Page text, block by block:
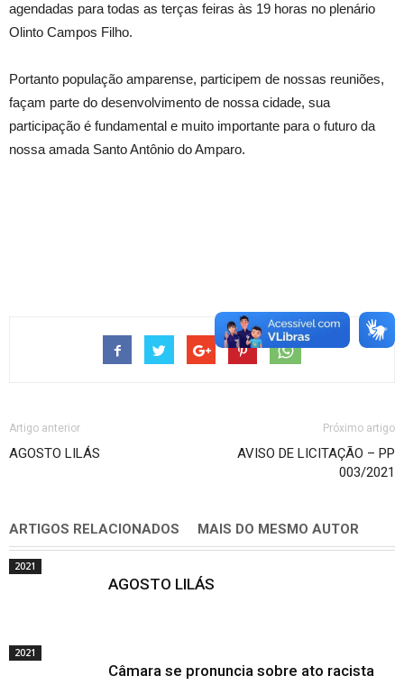
agendadas para todas as terças feiras às 19 horas no plenário
Olinto Campos Filho.
Portanto população amparense, participem de nossas reuniões,
façam parte do desenvolvimento de nossa cidade, sua
participação é fundamental e muito importante para o futuro da
nossa amada Santo Antônio do Amparo.
Artigo anterior
AGOSTO LILÁS
Próximo artigo
AVISO DE LICITAÇÃO – PP
003/2021
ARTIGOS RELACIONADOS MAIS DO MESMO AUTOR
2021
AGOSTO LILÁS
2021
Câmara se pronuncia sobre ato racista